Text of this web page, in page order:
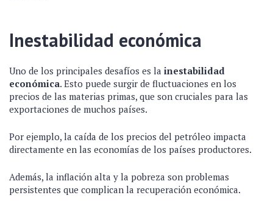
Inestabilidad económica
Uno de los principales desafíos es la inestabilidad
económica. Esto puede surgir de fluctuaciones en los
precios de las materias primas, que son cruciales para las
exportaciones de muchos países.
Por ejemplo, la caída de los precios del petróleo impacta
directamente en las economías de los países productores.
Además, la inflación alta y la pobreza son problemas
persistentes que complican la recuperación económica.